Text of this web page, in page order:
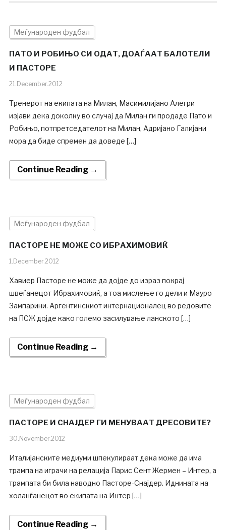
Меѓународен фудбал
ПАТО И РОБИЊО СИ ОДАТ, ДОАЃААТ БАЛОТЕЛИ
И ПАСТОРЕ
21.December.2012
Тренерот на екипата на Милан, Масимилијано Алегри
изјави дека доколку во случај да Милан ги продаде Пато и
Робињо, потпретседателот на Милан, Адријано Галијани
мора да биде спремен да доведе […]
Continue Reading →
Меѓународен фудбал
ПАСТОРЕ НЕ МОЖЕ СО ИБРАХИМОВИЌ
1.December.2012
Хавиер Пасторе не може да дојде до израз покрај
швеѓанецот Ибрахимовиќ, а тоа мислење го дели и Мауро
Зампарини. Аргентинскиот интернационалец во редовите
на ПСЖ дојде како големо засилување ланското […]
Continue Reading →
Меѓународен фудбал
ПАСТОРЕ И СНАЈДЕР ГИ МЕНУВААТ ДРЕСОВИТЕ?
30.November.2012
Италијанските медиуми шпекулираат дека може да има
трампа на играчи на релација Парис Сент Жермен – Интер, а
трампата би била наводно Пасторе-Снајдер. Иднината на
холанѓанецот во екипата на Интер […]
Continue Reading →